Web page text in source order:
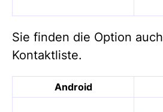
Sie finden die Option
Kontaktliste.
Android